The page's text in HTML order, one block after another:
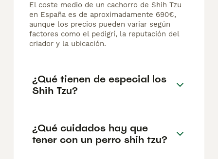
El coste medio de un cachorro de Shih Tzu
en España es de aproximadamente 690€,
aunque los precios pueden variar según
factores como el pedigrí, la reputación del
criador y la ubicación.
¿Qué tienen de especial los
Shih Tzu?
¿Qué cuidados hay que
tener con un perro shih tzu?